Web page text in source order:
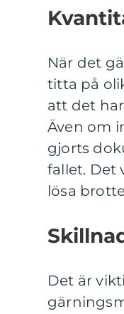
När det
titta på
att det
Även om
gjorts
fallet. Det
lösa
Det är